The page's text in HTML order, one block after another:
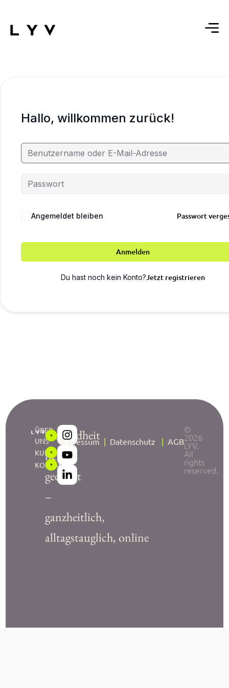
Hallo, willkommen zurück!
Angemeldet bleiben Passwort
Anmelden
Du hast noch kein Konto?Jetzt registrieren
Gesundheit
neu
gedacht
–
ganzheitlich,
alltagstauglich, online
ÜBER
UNS
KURSE
KONTAKT
Impressum | Datenschutz | AGB
©
2026
LYV.
All
rights
reserved.